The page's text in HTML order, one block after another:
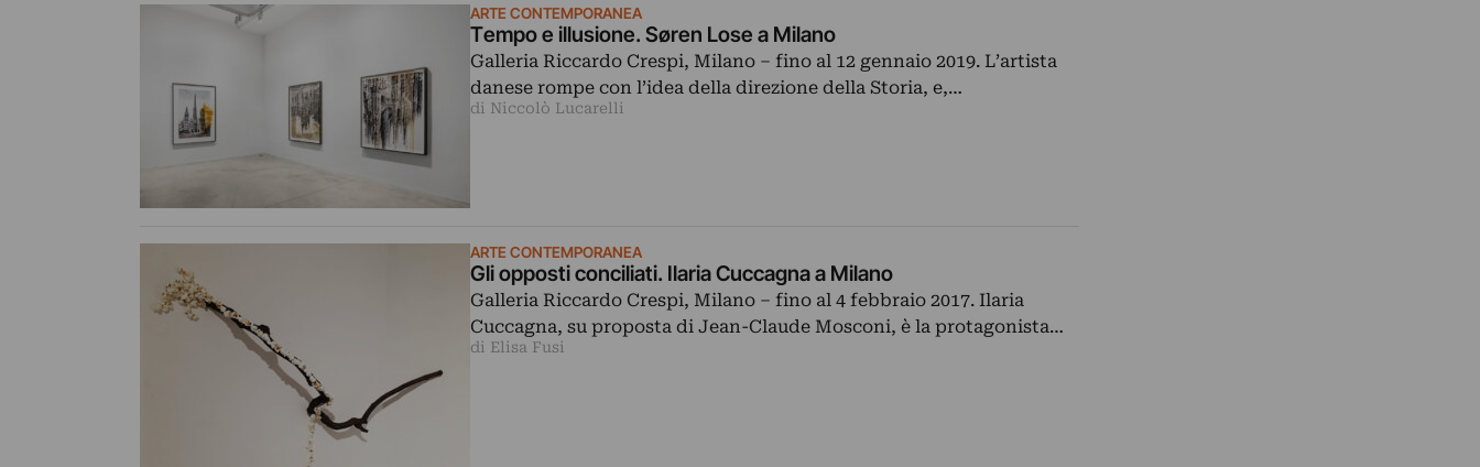
ARTE CONTEMPORANEA
Tempo e illusione. Søren Lose a Milano
Galleria Riccardo Crespi, Milano ‒ fino al 12 gennaio 2019. L’artista
danese rompe con l’idea della direzione della Storia, e,…
di Niccolò Lucarelli
ARTE CONTEMPORANEA
Gli opposti conciliati. Ilaria Cuccagna a Milano
Galleria Riccardo Crespi, Milano – fino al 4 febbraio 2017. Ilaria
Cuccagna, su proposta di Jean-Claude Mosconi, è la protagonista…
di Elisa Fusi